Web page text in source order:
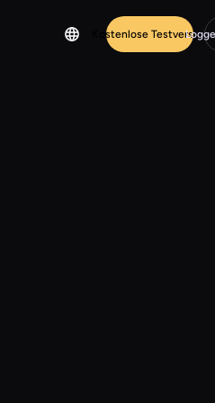
Kostenlose Testversion